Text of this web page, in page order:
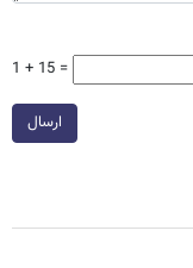
1 + 15 =
ارسال